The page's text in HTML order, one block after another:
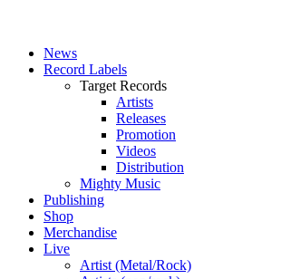
News
Record Labels
Target Records
Artists
Releases
Promotion
Videos
Distribution
Mighty Music
Publishing
Shop
Merchandise
Live
Artist (Metal/Rock)